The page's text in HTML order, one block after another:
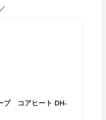
ブ コアヒート DH-